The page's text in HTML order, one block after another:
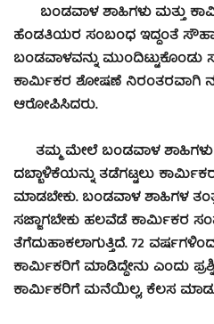
ಬಂಡವಾಳ ಶಾಹಿಗಳು ಮತ್ತು
ಹೆಂಡತಿಯರ ಸಂಬಂಧ ಇದ್ದಂತೆ
ಬಂಡವಾಳವನ್ನು
ಕಾರ್ಮಿಕರ ಶೋಷಣೆ ನಿರಂತರವಾಗಿ
ಆರೋಪಿಸಿದರು.
ತಮ್ಮ ಮೇಲೆ ಬಂಡವಾಳ
ದಬ್ಬಾಳಿಕೆಯನ್ನು ತಡೆಗಟ್ಟಲು
ಮಾಡಬೇಕು. ಬಂಡವಾಳ ಶಾಹಿಗಳ
ಸಜ್ಜಾಗಬೇಕು ಹಲವೆಡೆ ಕಾರ್ಮಿಕರ
ತೆಗೆದುಹಾಕಲಾಗುತ್ತಿದೆ. 72
ಕಾರ್ಮಿಕರಿಗೆ ಮಾಡಿದ್ದೇನು ಎಂದು
ಕಾರ್ಮಿಕರಿಗೆ ಮನೆಯಿಲ್ಲ, ಕೆಲಸ